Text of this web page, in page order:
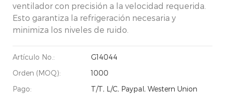
ventilador con precisión a la velocidad requerida.
Esto garantiza la refrigeración necesaria y
minimiza los niveles de ruido.
Artículo No.:
G14044
Orden (MOQ):
1000
Pago:
T/T, L/C, Paypal, Western Union